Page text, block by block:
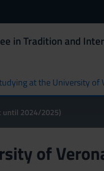
in Tradition and
at the University of
until 2024/2025)
of